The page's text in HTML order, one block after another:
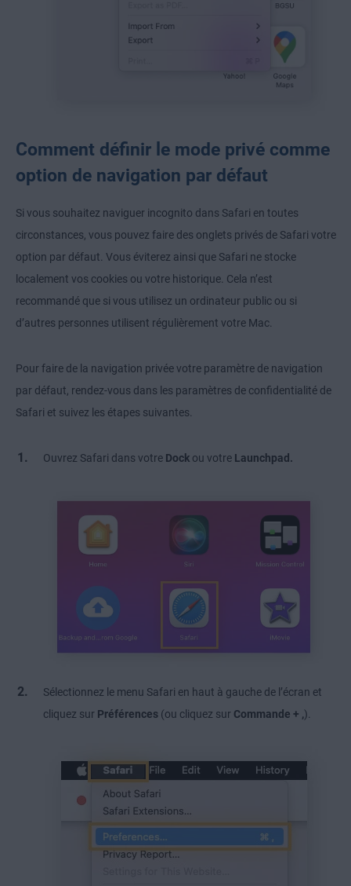
Comment définir le mode privé comme
option de navigation par défaut
Si vous souhaitez naviguer incognito dans Safari en toutes
circonstances, vous pouvez faire des onglets privés de Safari votre
option par défaut. Vous éviterez ainsi que Safari ne stocke
localement vos cookies ou votre historique. Cela n’est
recommandé que si vous utilisez un ordinateur public ou si
d’autres personnes utilisent régulièrement votre Mac.
Pour faire de la navigation privée votre paramètre de navigation
par défaut, rendez-vous dans les paramètres de confidentialité de
Safari et suivez les étapes suivantes.
Ouvrez Safari dans votre Dock ou votre Launchpad.
Sélectionnez le menu Safari en haut à gauche de l’écran et
cliquez sur Préférences (ou cliquez sur Commande + ,).